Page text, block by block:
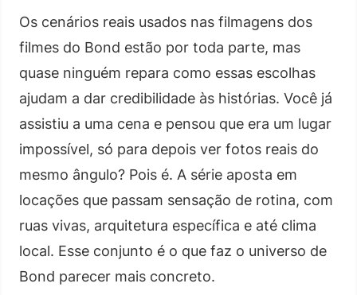
Os cenários reais usados nas filmagens dos
filmes do Bond estão por toda parte, mas
quase ninguém repara como essas escolhas
ajudam a dar credibilidade às histórias. Você já
assistiu a uma cena e pensou que era um lugar
impossível, só para depois ver fotos reais do
mesmo ângulo? Pois é. A série aposta em
locações que passam sensação de rotina, com
ruas vivas, arquitetura específica e até clima
local. Esse conjunto é o que faz o universo de
Bond parecer mais concreto.